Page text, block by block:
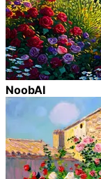
NoobAI